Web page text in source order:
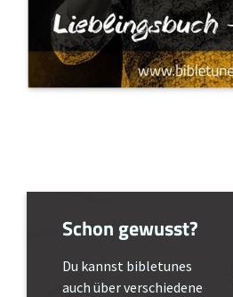
Schon gewusst?
Du kannst bibletunes
auch über verschiedene